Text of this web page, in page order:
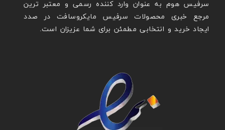
سرفیس هوم به عنوان وارد کننده رسمی و معتبر ترین
مرجع خبری محصولات سرفیس مایکروسافت در صدد
ایجاد خرید و انتخابی مطمئن برای شما عزیزان است.